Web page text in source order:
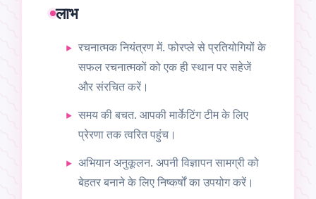
लाभ
रचनात्मक नियंत्रण में. फोरप्ले से प्रतियोगियों के
सफल रचनात्मकों को एक ही स्थान पर सहेजें
और संरचित करें।
समय की बचत. आपकी मार्केटिंग टीम के लिए
प्रेरणा तक त्वरित पहुंच।
अभियान अनुकूलन. अपनी विज्ञापन सामग्री को
बेहतर बनाने के लिए निष्कर्षों का उपयोग करें।